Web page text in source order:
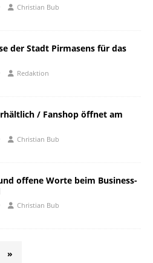
Christian Bub
der Stadt Pirmasens für das
Redaktion
/ Fanshop öffnet am
Christian Bub
offene Worte beim Business-
Christian Bub
»